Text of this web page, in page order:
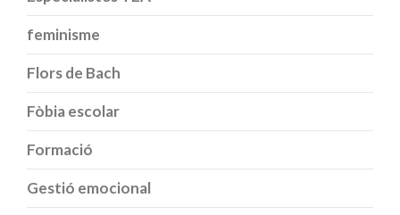
feminisme
Flors de Bach
Fòbia escolar
Formació
Gestió emocional